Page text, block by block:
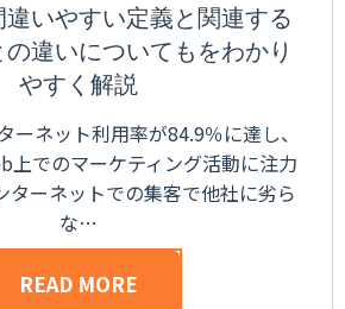
いやすい定義と関連する
違いについてもをわかり
やすく解説
ーネット利用率が84.9％に達し、
上でのマーケティング活動に注力
ターネットでの集客で他社に劣ら
な…
READ MORE